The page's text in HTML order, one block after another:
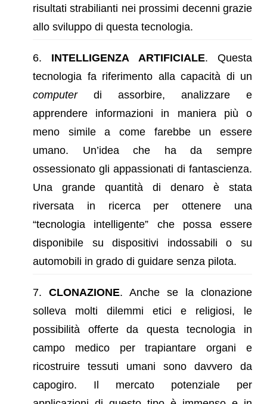
risultati strabilianti nei prossimi decenni grazie
allo sviluppo di questa tecnologia.
INTELLIGENZA ARTIFICIALE. Questa
tecnologia fa riferimento alla capacità di un
computerdi assorbire, analizzare e
apprendere informazioni in maniera più o
meno simile a come farebbe un essere
umano. Un’idea che ha da sempre
ossessionato gli appassionati di fantascienza.
Una grande quantità di denaro è stata
riversata in ricerca per ottenere una
“tecnologia intelligente” che possa essere
disponibile su dispositivi indossabili o su
automobili in grado di guidare senza pilota.
CLONAZIONE. Anche se la clonazione
solleva molti dilemmi etici e religiosi, le
possibilità offerte da questa tecnologia in
campo medico per trapiantare organi e
ricostruire tessuti umani sono davvero da
capogiro. Il mercato potenziale per